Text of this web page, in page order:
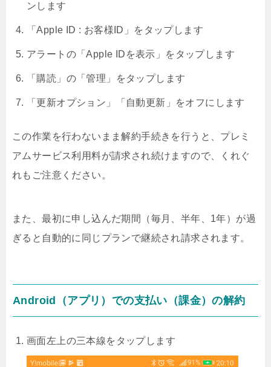
ンします
「Apple ID : お客様ID」をタップします
アラートの「Apple IDを表示」をタップします
「購読」の「管理」をタップします
「更新オプション」「自動更新」をオフにします
この作業を行わないまま解約手続きを行うと、プレミ
アムサービス利用料が請求され続けますので、くれぐ
れもご注意ください。
また、最初に申し込んだ期間（毎月、半年、1年）が過
ぎると自動的に同じプランで継続され請求されます。
Android（アプリ）での支払い（課金）の解約
画面左上の三本線をタップします